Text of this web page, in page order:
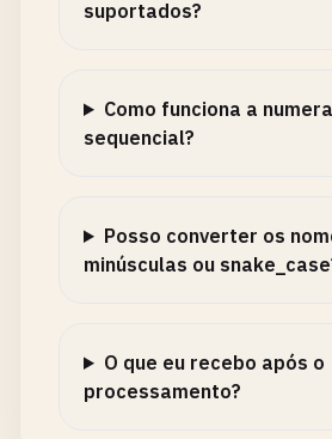
suportados?
Como funciona a
sequencial?
Posso converter os
minúsculas ou
O que eu recebo após o
processamento?